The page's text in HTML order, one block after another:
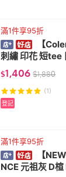
滿1件享95折
【
刺繡 印花 短tee
$1,406 $1,880
(1)
登記
滿1件享95折
【
NCE 元祖灰 D